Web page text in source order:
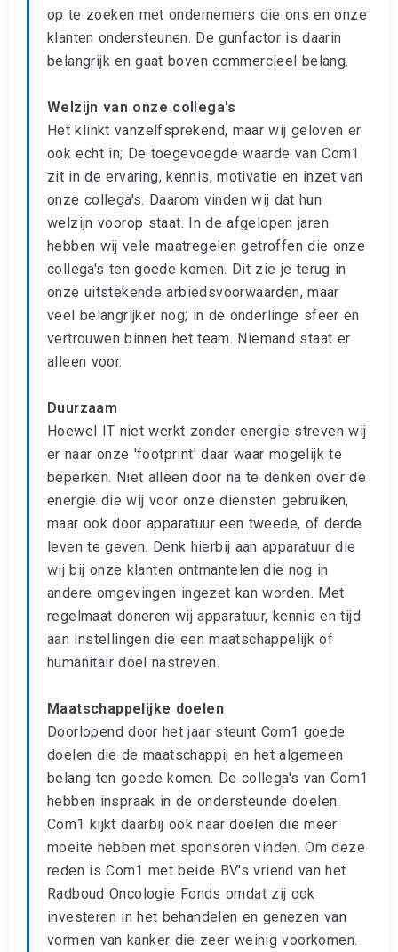
op te zoeken met ondernemers die ons en onze
klanten ondersteunen. De gunfactor is daarin
belangrijk en gaat boven commercieel belang.
Welzijn van onze collega's
Het klinkt vanzelfsprekend, maar wij geloven er
ook echt in; De toegevoegde waarde van Com1
zit in de ervaring, kennis, motivatie en inzet van
onze collega's. Daarom vinden wij dat hun
welzijn voorop staat. In de afgelopen jaren
hebben wij vele maatregelen getroffen die onze
collega's ten goede komen. Dit zie je terug in
onze uitstekende arbiedsvoorwaarden, maar
veel belangrijker nog; in de onderlinge sfeer en
vertrouwen binnen het team. Niemand staat er
alleen voor.
Duurzaam
Hoewel IT niet werkt zonder energie streven wij
er naar onze 'footprint' daar waar mogelijk te
beperken. Niet alleen door na te denken over de
energie die wij voor onze diensten gebruiken,
maar ook door apparatuur een tweede, of derde
leven te geven. Denk hierbij aan apparatuur die
wij bij onze klanten ontmantelen die nog in
andere omgevingen ingezet kan worden. Met
regelmaat doneren wij apparatuur, kennis en tijd
aan instellingen die een maatschappelijk of
humanitair doel nastreven.
Maatschappelijke doelen
Doorlopend door het jaar steunt Com1 goede
doelen die de maatschappij en het algemeen
belang ten goede komen. De collega's van Com1
hebben inspraak in de ondersteunde doelen.
Com1 kijkt daarbij ook naar doelen die meer
moeite hebben met sponsoren vinden. Om deze
reden is Com1 met beide BV's vriend van het
Radboud Oncologie Fonds omdat zij ook
investeren in het behandelen en genezen van
vormen van kanker die zeer weinig voorkomen.